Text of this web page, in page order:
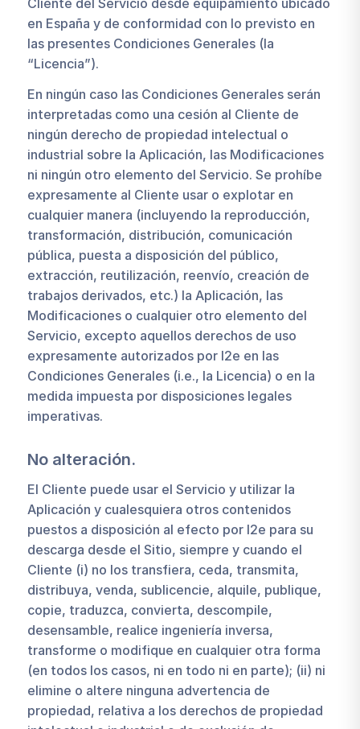
en España y de conformidad con lo previsto en
las presentes Condiciones Generales (la
“Licencia”).
En ningún caso las Condiciones Generales serán
interpretadas como una cesión al Cliente de
ningún derecho de propiedad intelectual o
industrial sobre la Aplicación, las Modificaciones
ni ningún otro elemento del Servicio. Se prohíbe
expresamente al Cliente usar o explotar en
cualquier manera (incluyendo la reproducción,
transformación, distribución, comunicación
pública, puesta a disposición del público,
extracción, reutilización, reenvío, creación de
trabajos derivados, etc.) la Aplicación, las
Modificaciones o cualquier otro elemento del
Servicio, excepto aquellos derechos de uso
expresamente autorizados por I2e en las
Condiciones Generales (i.e., la Licencia) o en la
medida impuesta por disposiciones legales
imperativas.
No alteración.
El Cliente puede usar el Servicio y utilizar la
Aplicación y cualesquiera otros contenidos
puestos a disposición al efecto por I2e para su
descarga desde el Sitio, siempre y cuando el
Cliente (i) no los transfiera, ceda, transmita,
distribuya, venda, sublicencie, alquile, publique,
copie, traduzca, convierta, descompile,
desensamble, realice ingeniería inversa,
transforme o modifique en cualquier otra forma
(en todos los casos, ni en todo ni en parte); (ii) ni
elimine o altere ninguna advertencia de
propiedad, relativa a los derechos de propiedad